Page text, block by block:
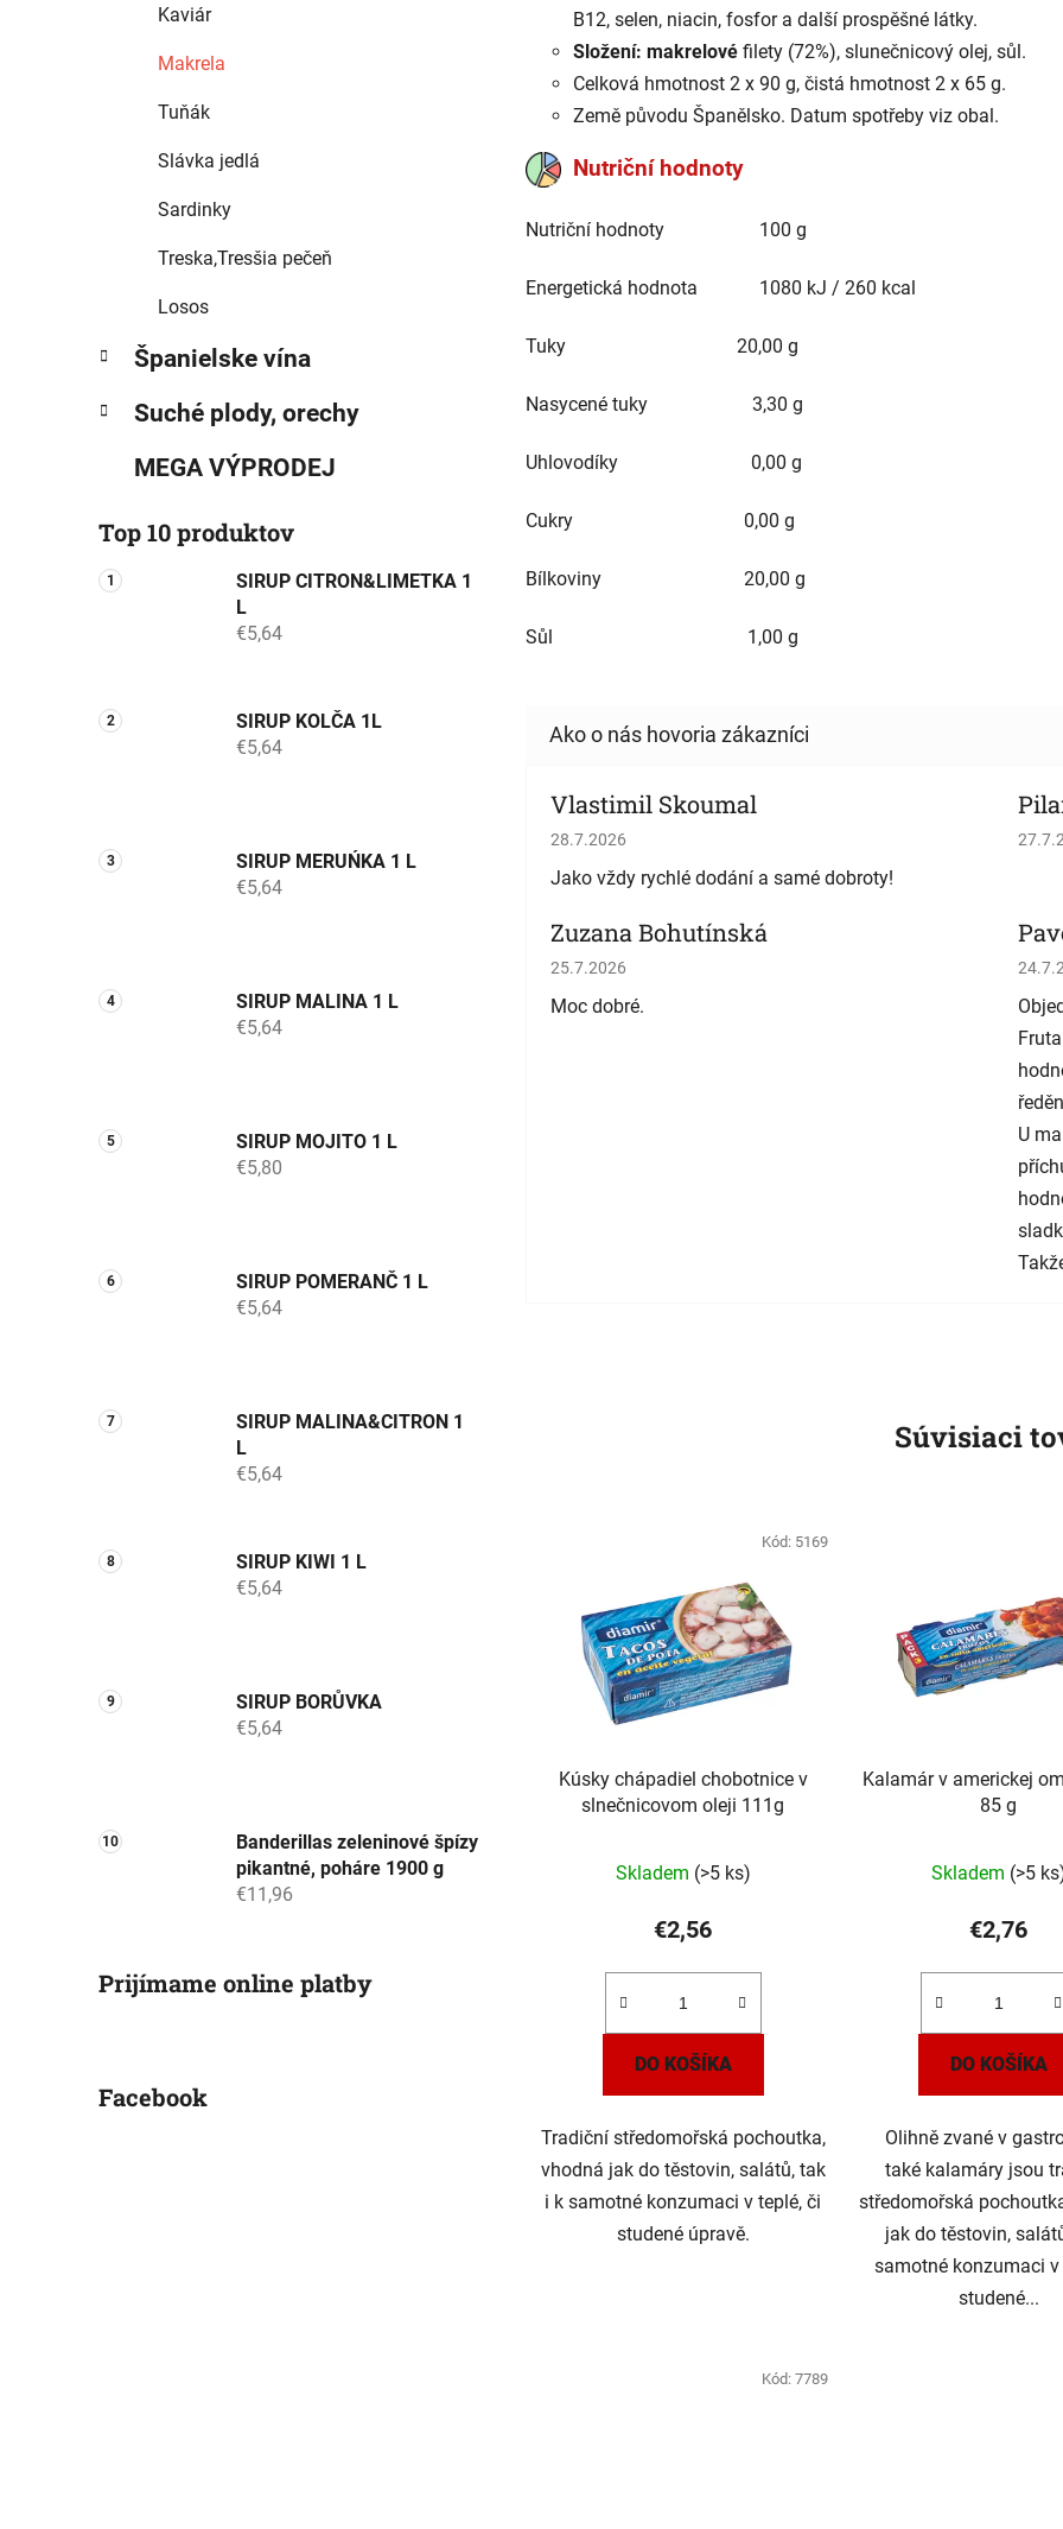
Kaviár
Makrela
Tuňák
Slávka jedlá
Sardinky
Treska,Tresšia pečeň
Losos
Španielske vína
Suché plody, orechy
MEGA VÝPRODEJ
Top 10 produktov
SIRUP CITRON&LIMETKA 1
L
€5,64
SIRUP KOLČA 1L
€5,64
SIRUP MERUŃKA 1 L
€5,64
SIRUP MALINA 1 L
€5,64
SIRUP MOJITO 1 L
€5,80
SIRUP POMERANČ 1 L
€5,64
SIRUP MALINA&CITRON 1
L
€5,64
SIRUP KIWI 1 L
€5,64
SIRUP BORŮVKA
€5,64
Banderillas zeleninové špízy
pikantné, poháre 1900 g
€11,96
Prijímame online platby
Facebook
B12, selen, niacin, fosfor a další prospěšné látky.
Složení: makrelové filety (72%), slunečnicový olej, sůl.
Celková hmotnost 2 x 90 g, čistá hmotnost 2 x 65 g.
Země původu Španělsko. Datum spotřeby viz obal.
Nutriční hodnoty
Nutriční hodnoty 100 g
Energetická hodnota 1080 kJ / 260 kcal
Tuky 20,00 g
Nasycené tuky 3,30 g
Uhlovodíky 0,00 g
Cukry 0,00 g
Bílkoviny 20,00 g
Sůl 1,00 g
Vlastimil Skoumal
Hodnotenie obchodu je 5 z 5 hviezdičiek.
28.7.2026
Jako vždy rychlé dodání a samé dobroty!
Zuzana Bohutínská
Hodnotenie obchodu je 5 z 5 hviezdičiek.
25.7.2026
Moc dobré.
U
Súvisiaci
Kúsky chápadiel chobotnice v
slnečnicovom oleji 111g
Skladem (>5 ks)
€2,56
DO KOŠÍKA
Tradiční středomořská pochoutka,
vhodná jak do těstovin, salátů, tak
i k samotné konzumaci v teplé, či
studené úpravě.
Kód: 5169
Kalamár v americkej
85 g
Skladem (>5
€2,76
DO KOŠÍKA
Olihně zvané v
také kalamáry jsou
středomořská
jak do těstovin,
samotné konzumaci v
studené...
Kód: 7789